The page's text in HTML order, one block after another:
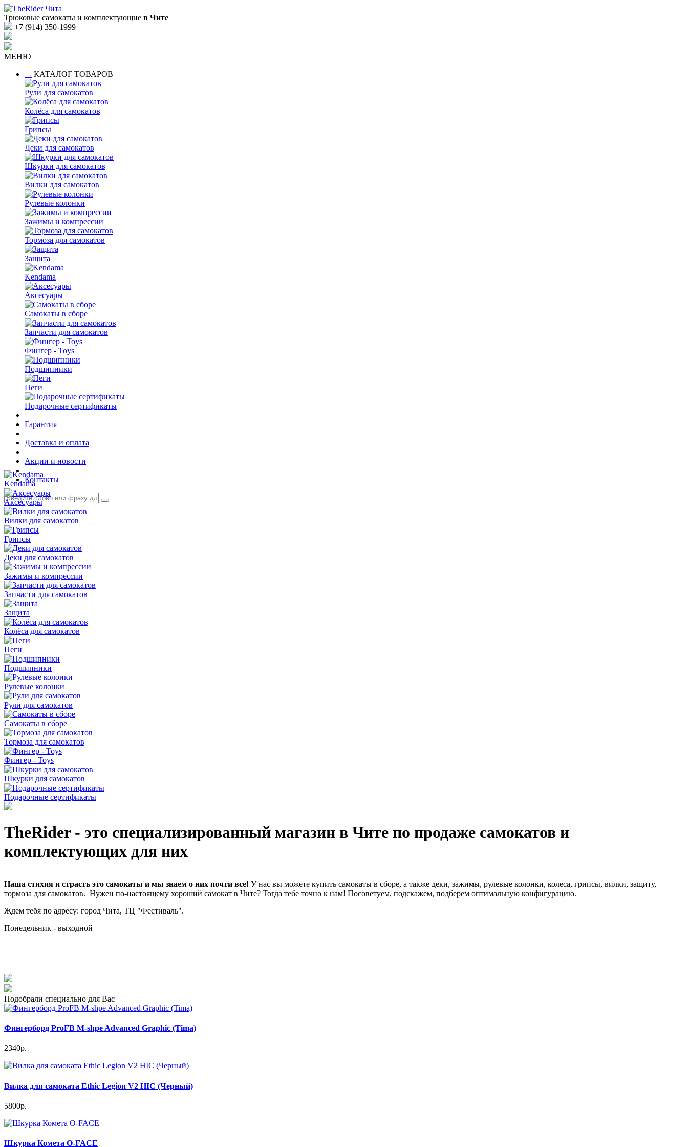
Трюковые самокаты и комплектующие в Чите
+7 (914) 350-1999
МЕНЮ
+- КАТАЛОГ ТОВАРОВ
Рули для самокатов
Колёса для самокатов
Грипсы
Деки для самокатов
Шкурки для самокатов
Вилки для самокатов
Рулевые колонки
Зажимы и компрессии
Тормоза для самокатов
Защита
Kendama
Аксесуары
Самокаты в сборе
Запчасти для самокатов
Фингер - Toys
Подшипники
Пеги
Подарочные сертификаты
Гарантия
Доставка и оплата
Акции и новости
Контакты
Kendama
Аксесуары
Вилки для самокатов
Грипсы
Деки для самокатов
Зажимы и компрессии
Запчасти для самокатов
Защита
Колёса для самокатов
Пеги
Подшипники
Рулевые колонки
Рули для самокатов
Самокаты в сборе
Тормоза для самокатов
Фингер - Toys
Шкурки для самокатов
Подарочные сертификаты
TheRider- это специализированный магазин в Чите по продаже самокатов и
комплектующих для них
Наша стихия и страсть это самокаты и мы знаем о них почти все! У нас вы можете купить самокаты в сборе, а также деки, зажимы, рулевые колонки, колеса, грипсы, вилки, защиту,
тормоза для самокатов. Нужен по-настоящему хороший самокат в Чите? Тогда тебе точно к нам! Посоветуем, подскажем, подберем оптимальную конфигурацию.
Ждем тебя по адресу: город Чита, ТЦ "Фестиваль".
Понедельник - выходной
Подобрали специально для Вас
Фингерборд ProFB М-shpe Advanced Graphic (Tima)
2340р.
Вилка для самоката Ethic Legion V2 HIC (Черный)
5800р.
Шкурка Комета O-FACE